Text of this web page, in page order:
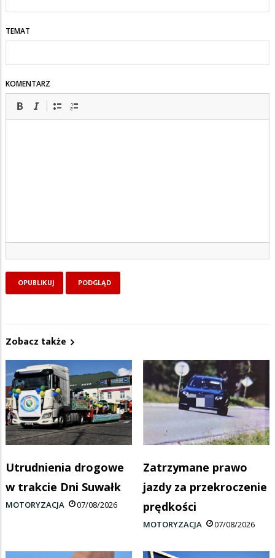
TEMAT
KOMENTARZ
Zobacz także
Utrudnienia drogowe
w trakcie Dni Suwałk
MOTORYZACJA 07/08/2026
Zatrzymane prawo
jazdy za przekroczenie
prędkości
MOTORYZACJA 07/08/2026